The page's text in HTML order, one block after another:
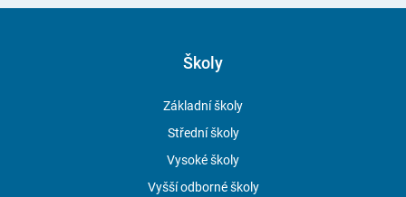
Školy
Základní školy
Střední školy
Vysoké školy
Vyšší odborné školy